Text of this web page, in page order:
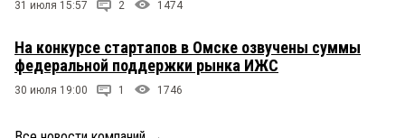
31 июля 15:57 2 1474
На конкурсе стартапов в Омске озвучены суммы
федеральной поддержки рынка ИЖС
30 июля 19:00 1 1746